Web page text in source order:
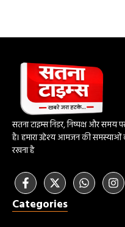
सतना टाइम्स निडर, निष्पक्ष और
है। हमारा उद्देश्य आमजन की
रखना है
Categories